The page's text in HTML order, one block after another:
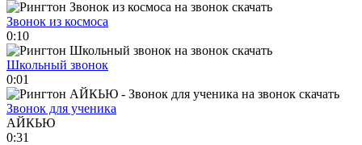
Звонок из космоса
0:10
Школьный звонок
0:01
Звонок для ученика
АЙКЬЮ
0:31